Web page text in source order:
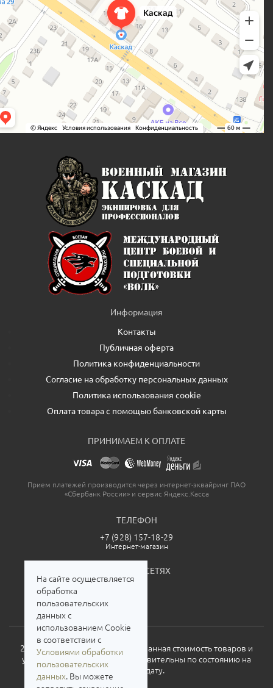
Информация
Контакты
Публичная оферта
Политика конфиденциальности
Согласие на обработку персональных данных
Политика использования cookie
Оплата товара с помощью банковской карты
ПРИНИМАЕМ К ОПЛАТЕ
Прием платежей производится через интернет-эквайринг ПАО
«Сбербанк России» и сервис Яндекс.Касса
ТЕЛЕФОН
+7 (928) 157-18-29
Интернет-магазин
МЫ В СОЦСЕТЯХ
2026. Все права защищены. Указанная стоимость товаров и
условия их приобретения действительны по состоянию на
текущую дату.
На сайте осуществляется
обработка
пользовательских
данных с
использованием Cookie
в соответствии с
Условиями обработки
пользовательских
данных. Вы можете